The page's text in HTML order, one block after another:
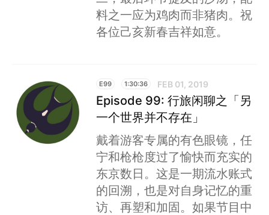
料之一应为鸡肉而非猪肉。祝
各位己亥新春吉祥如意。
E99 1:30:36 FEB 01, 2019
Episode 99: 行旅闲聊之「另
一个世界并不存在」
戴着游客专属的有色眼镜，任
宁和枪枪度过了愉快而充实的
东京数日。这是一期流水账式
的回溯，也是对自身记忆的重
访、再塑和加固。如果节目中